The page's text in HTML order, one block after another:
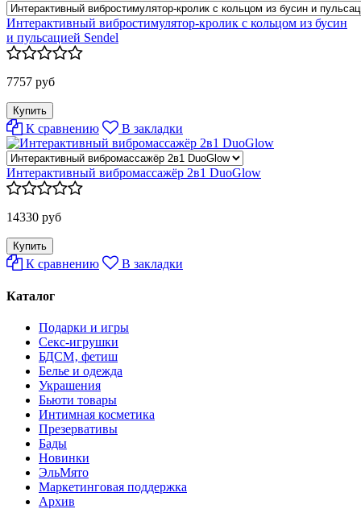
Интерактивный вибростимулятор-кролик с кольцом из бусин
и пульсацией Sendel
7757 руб
К сравнению В закладки
Интерактивный вибромассажёр 2в1 DuoGlow
14330 руб
К сравнению В закладки
Каталог
Подарки и игры
Секс-игрушки
БДСМ‚ фетиш
Белье и одежда
Украшения
Бьюти товары
Интимная косметика
Презервативы
Бады
Новинки
ЭльМято
Маркетинговая поддержка
Архив